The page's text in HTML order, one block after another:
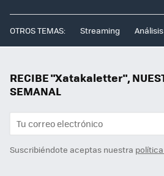
OTROS TEMAS: Streaming Análisis
RECIBE "Xatakaletter",
SEMANAL
Suscribiéndote aceptas nuestra